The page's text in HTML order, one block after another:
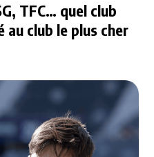
TFC… quel club
au club le plus cher